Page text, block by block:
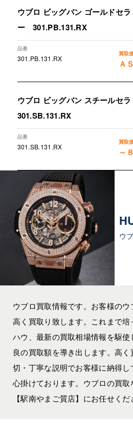
ウブロ ビッグバン ゴールドセ
ー 301.PB.131.RX
301.PB.131.RX Ａ
ウブロ ビッグバン スチールセ
301.SB.131.RX
301.SB.131.RX ～
ウ
ウブロ買取情報です。お客様の
高く買取り致します。これまで
ハウ、最新の買取相場情報を駆
良の買取額を導き出します。高
切・丁寧な説明でお客様に納得し
心掛けております。ウブロの買
【駅南やまご質店】にお任せくだ